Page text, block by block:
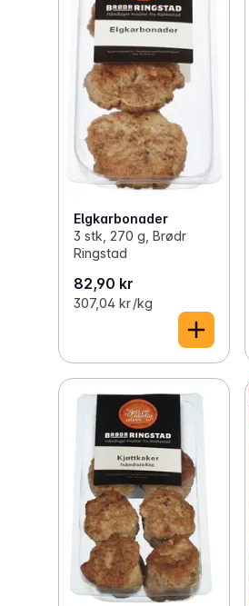
Elgkarbonader
3 stk, 270 g, Brødr
Ringstad
82,90 kr
307,04 kr /kg